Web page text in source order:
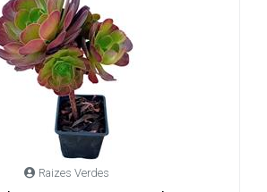
Raizes Verdes